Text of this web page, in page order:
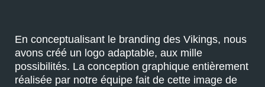
En conceptualisant le branding des Vikings, nous
avons créé un logo adaptable, aux mille
possibilités. La conception graphique entièrement
réalisée par notre équipe fait de cette image de